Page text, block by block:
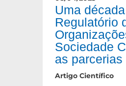
Uma
Regulatório
Sociedade
as parcerias
Artigo Científico